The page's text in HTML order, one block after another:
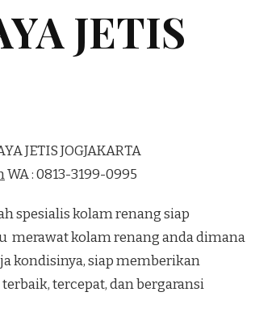
JETIS
JETIS JOGJAKARTA
WA : 0813-3199-0995
spesialis kolam renang siap
merawat kolam renang anda dimana
kondisinya, siap memberikan
tercepat, dan bergaransi